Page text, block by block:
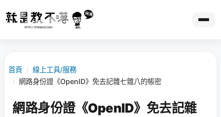
首頁 › 線上工具/服務
› 網路身份證《OpenID》免去記雜七雜八的帳密
網路身份證《OpenID》免去記雜